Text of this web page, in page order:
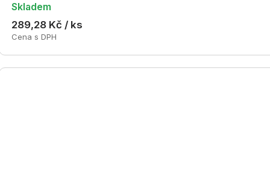
Skladem
289,28 Kč / ks
Cena s DPH